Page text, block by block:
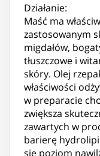
Działanie:
Maść ma
zastosowanym
migdałów,
tłuszczowe i
skóry. Olej
właściwości
w preparacie
zwiększa
zawartych w
barierę
się poziom